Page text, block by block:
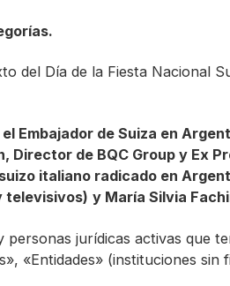
del Día de la Fiesta Nacional
Embajador de Suiza en
de BQC Group y Ex
italiano radicado en
televisivos) y María Silvia
jurídicas activas que
«Entidades» (instituciones sin